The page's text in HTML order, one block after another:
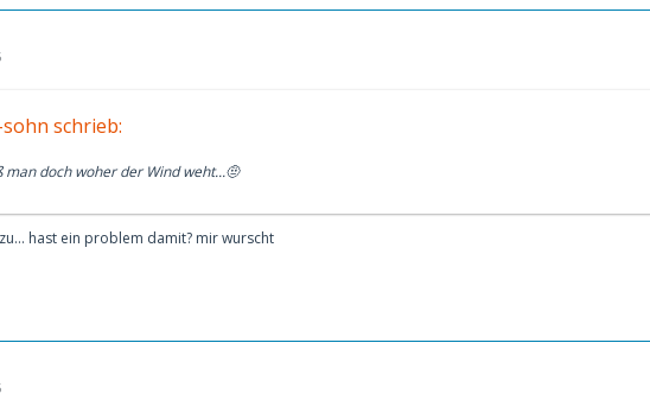
schrieb:
man doch woher der Wind weht...🤨
hast ein problem damit? mir wurscht